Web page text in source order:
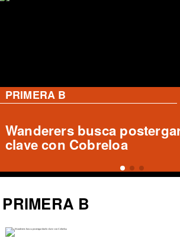
PRIMERA B
Deportes Temuco busca
recuperar a Luis Casanova,
zaguero central destacado
PRIMERA B